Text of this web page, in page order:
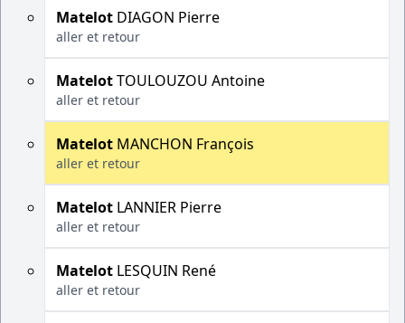
Matelot DIAGON Pierre
aller et retour
MatelotTOULOUZOU Antoine
aller et retour
Matelot MANCHON François
aller et retour
Matelot LANNIER Pierre
aller et retour
Matelot LESQUIN René
aller et retour